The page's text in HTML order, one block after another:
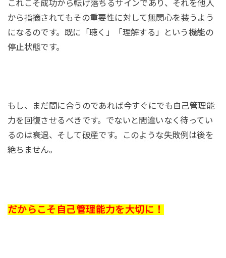
これこそ成功から転げ落ちるサインであり、それを他人
から指摘されてもその重要性に対して無関心を装うよう
になるのです。既に「聴く」「理解する」という機能の
停止状態です。
もし、まだ間に合うのであれば今すぐにでも自己管理能
力を回復させるべきです。でないと間違いなく待ってい
るのは衰退、そして破産です。このような失敗例は後を
絶ちません。
だからこそ自己管理能力を大切に！